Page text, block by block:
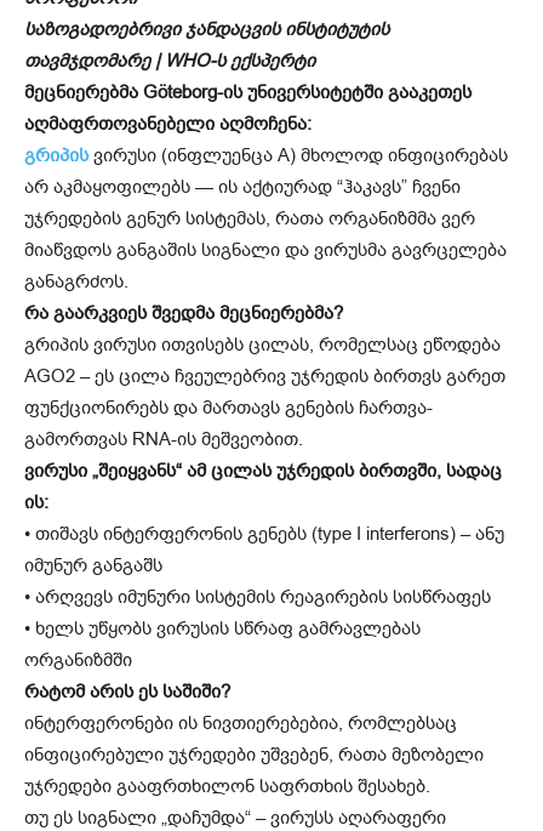
საზოგადოებრივი ჯანდაცვის ინსტიტუტის
თავმჯდომარე | WHO-ს ექსპერტი
მეცნიერებმა Göteborg-ის უნივერსიტეტში გააკეთეს
აღმაფრთოვანებელი აღმოჩენა:
გრიპისვირუსი (ინფლუენცა A) მხოლოდ ინფიცირებას
არ აკმაყოფილებს — ის აქტიურად “ჰაკავს” ჩვენი
უჯრედების გენურ სისტემას, რათა ორგანიზმმა ვერ
მიაწვდოს განგაშის სიგნალი და ვირუსმა გავრცელება
განაგრძოს.
რა გაარკვიეს შვედმა მეცნიერებმა?
გრიპის ვირუსი ითვისებს ცილას, რომელსაც ეწოდება
AGO2 – ეს ცილა ჩვეულებრივ უჯრედის ბირთვს გარეთ
ფუნქციონირებს და მართავს გენების ჩართვა-
გამორთვას RNA-ის მეშვეობით.
ვირუსი „შეიყვანს“ ამ ცილას უჯრედის ბირთვში, სადაც
ის:
• თიშავს ინტერფერონის გენებს (type I interferons) – ანუ
იმუნურ განგაშს
• არღვევს იმუნური სისტემის რეაგირების სისწრაფეს
• ხელს უწყობს ვირუსის სწრაფ გამრავლებას
ორგანიზმში
რატომ არის ეს საშიში?
ინტერფერონები ის ნივთიერებებია, რომლებსაც
ინფიცირებული უჯრედები უშვებენ, რათა მეზობელი
უჯრედები გააფრთხილონ საფრთხის შესახებ.
თუ ეს სიგნალი „დაჩუმდა“ – ვირუსს აღარაფერი